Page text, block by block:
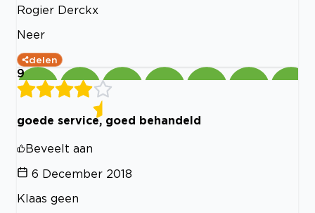
Rogier Derckx
Neer
delen
9
goede service, goed behandeld
Beveelt aan
6 December 2018
Klaas geen